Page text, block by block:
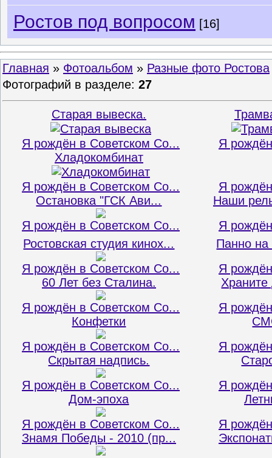
Ростов под вопросом [16]
Главная » Фотоальбом » Разные фото Ростова
Фотографий в разделе: 27
Старая вывеска.
Я рождён в Советском Со...
Я
Хладокомбинат
Я рождён в Советском Со...
Я
Остановка "ГСК Ави...
Я рождён в Советском Со...
Наши
Я
Ростовская студия кинох...
Я рождён в Советском Со...
Панно на
Я
60 Лет без Сталина.
Я рождён в Советском Со...
Храните
Я
Конфетки
Я рождён в Советском Со...
Я
Скрытая надпись.
Я рождён в Советском Со...
Я
Дом-эпоха
Я рождён в Советском Со...
Я
Знамя Победы - 2010 (пр...